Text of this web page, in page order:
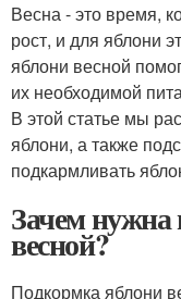
Весна - это время,
рост, и для яблони
яблони весной
их необходимой
В этой статье мы
яблони, а также
подкармливать
Зачем нужна
весной?
Подкормка яблони